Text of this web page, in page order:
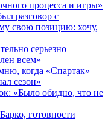
процесса и игры»
разговор с
свою позицию: хочу,
серьезно
всем»
когда «Спартак»
сезон»
«Было обидно, что не
готовности